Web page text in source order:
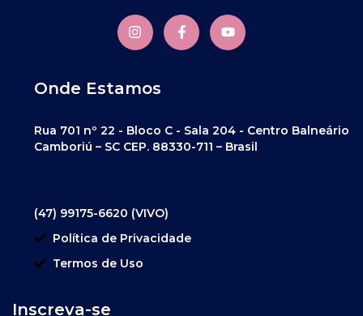
Onde Estamos
Rua 701 nº 22 - Bloco C - Sala 204 - Centro Balneário
Camboriú – SC CEP. 88330-711 – Brasil
(47) 99175-6620 (VIVO)
Política de Privacidade
Termos de Uso
Inscreva-se